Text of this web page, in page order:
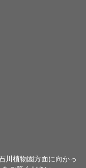
川植物園方面に向かっ